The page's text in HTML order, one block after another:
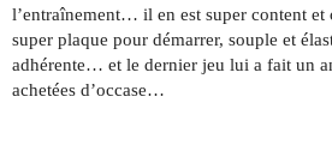
l’entraînement… il en est super content et
super plaque pour démarrer, souple et
adhérente… et le dernier jeu lui a fait un
achetées d’occase…